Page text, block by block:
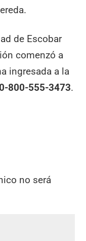
de Escobar
comenzó a
ingresada a la
800-555-3473.
no será